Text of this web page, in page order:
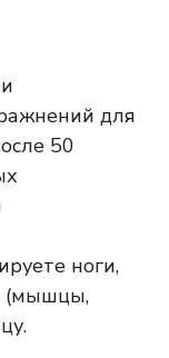
для
50
ноги,
(мышцы,